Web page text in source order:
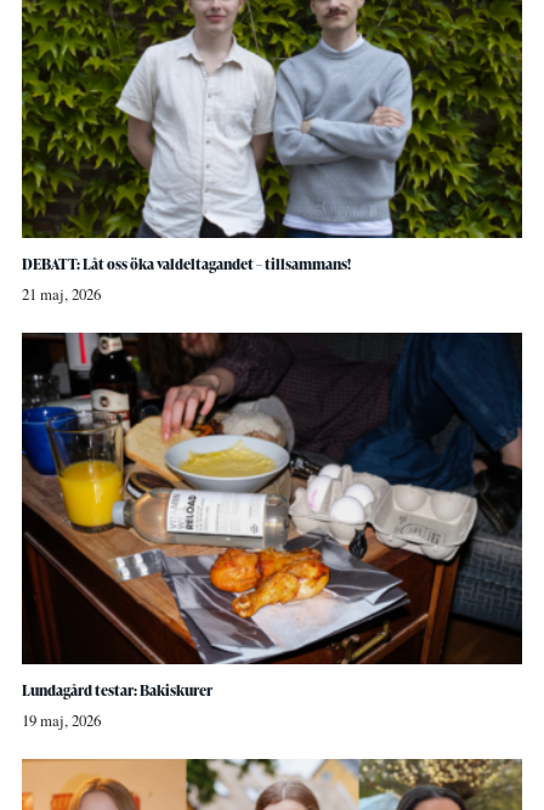
DEBATT: Låt oss öka valdeltagandet – tillsammans!
21 maj, 2026
Lundagård testar: Bakiskurer
19 maj, 2026